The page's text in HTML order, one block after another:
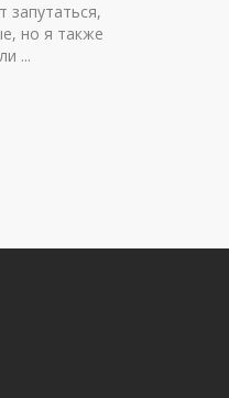
запутаться,
но я также
...